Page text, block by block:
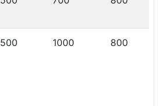
500 1000 800